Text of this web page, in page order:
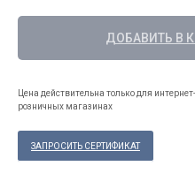
ДОБАВИТЬ В
Цена действительна только для
розничных магазинах
ЗАПРОСИТЬ СЕРТИФИКАТ